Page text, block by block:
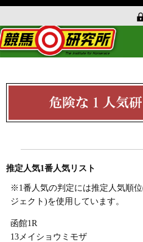
推定人気1番人気リスト
※1番人気の判定には推定人気順
ジェクト)を使用しています。
函館1R
13メイショウミモザ